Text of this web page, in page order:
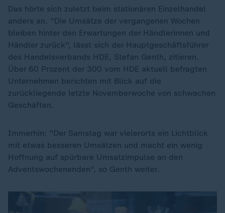
Das hörte sich zuletzt beim stationären Einzelhandel
anders an. "Die Umsätze der vergangenen Wochen
bleiben hinter den Erwartungen der Händlerinnen und
Händler zurück", lässt sich der Hauptgeschäftsführer
des Handelsverbands HDE, Stefan Genth, zitieren.
Über 60 Prozent der 300 vom HDE aktuell befragten
Unternehmen berichten mit Blick auf die
zurückliegende letzte Novemberwoche von schwachen
Geschäften.
Immerhin: "Der Samstag war vielerorts ein Lichtblick
mit etwas besseren Umsätzen und macht ein wenig
Hoffnung auf spürbare Umsatzimpulse an den
Adventswochenenden", so Genth weiter.